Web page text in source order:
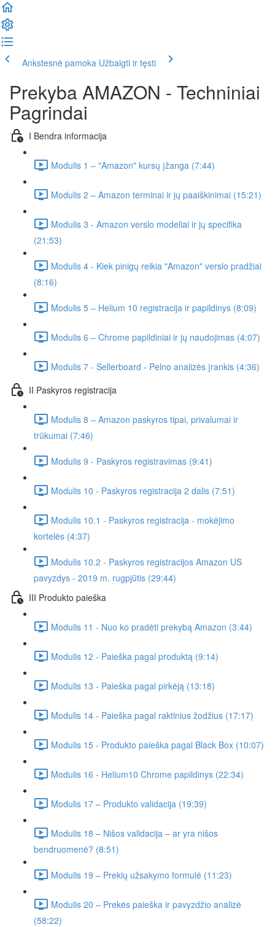
Ankstesnė pamoka Užbaigti ir tęsti
Prekyba AMAZON - Techniniai
Pagrindai
I Bendra informacija
Modulis 1 – "Amazon" kursų įžanga (7:44)
Modulis 2 – Amazon terminai ir jų paaiškinimai (15:21)
Modulis 3 - Amazon verslo modeliai ir jų specifika
(21:53)
Modulis 4 - Kiek pinigų reikia "Amazon" verslo pradžiai
(8:16)
Modulis 5 – Helium 10 registracija ir papildinys (8:09)
Modulis 6 – Chrome papildiniai ir jų naudojimas (4:07)
Modulis 7 - Sellerboard - Pelno analizės įrankis (4:36)
II Paskyros registracija
Modulis 8 – Amazon paskyros tipai, privalumai ir
trūkumai (7:46)
Modulis 9 - Paskyros registravimas (9:41)
Modulis 10 - Paskyros registracija 2 dalis (7:51)
Modulis 10.1 - Paskyros registracija - mokėjimo
kortelės (4:37)
Modulis 10.2 - Paskyros registracijos Amazon US
pavyzdys - 2019 m. rugpjūtis (29:44)
III Produkto paieška
Modulis 11 - Nuo ko pradėti prekybą Amazon (3:44)
Modulis 12 - Paieška pagal produktą (9:14)
Modulis 13 - Paieška pagal pirkėją (13:18)
Modulis 14 - Paieška pagal raktinius žodžius (17:17)
Modulis 15 - Produkto paieška pagal Black Box (10:07)
Modulis 16 - Helium10 Chrome papildinys (22:34)
Modulis 17 – Produkto validacija (19:39)
Modulis 18 – Nišos validacija – ar yra nišos
bendruomenė? (8:51)
Modulis 19 – Prekių užsakymo formulė (11:23)
Modulis 20 – Prekės paieška ir pavyzdžio analizė
(58:22)